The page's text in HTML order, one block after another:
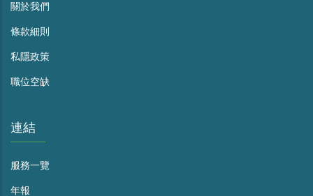
關於我們
條款細則
私隱政策
職位空缺
連結
服務一覽
年報